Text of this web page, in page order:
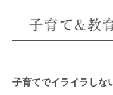
子育てでイライラしな